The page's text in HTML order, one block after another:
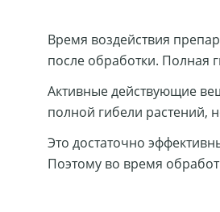
Время воздействия
после обработки. Полная
Активные действующие
полной гибели растений,
Это достаточно
Поэтому во время